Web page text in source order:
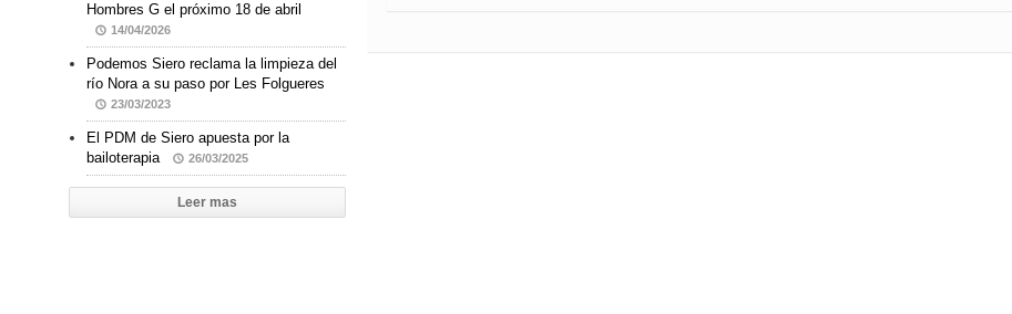
Hombres G el próximo 18 de abril
14/04/2026
Podemos Siero reclama la limpieza del
río Nora a su paso por Les Folgueres
23/03/2023
El PDM de Siero apuesta por la
bailoterapia
26/03/2025
Leer mas